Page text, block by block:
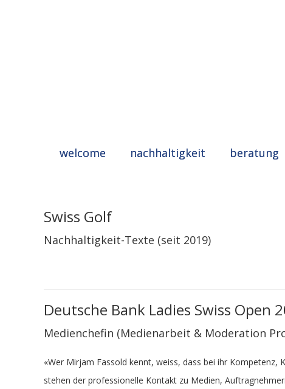
welcome nachhaltigkeit beratung
Swiss Golf
Nachhaltigkeit-Texte (seit 2019)
Deutsche Bank Ladies Swiss Open
​Medienchefin (Medienarbeit & Moderation
«Wer Mirjam Fassold kennt, weiss, dass bei ihr
stehen der professionelle Kontakt zu Medien,